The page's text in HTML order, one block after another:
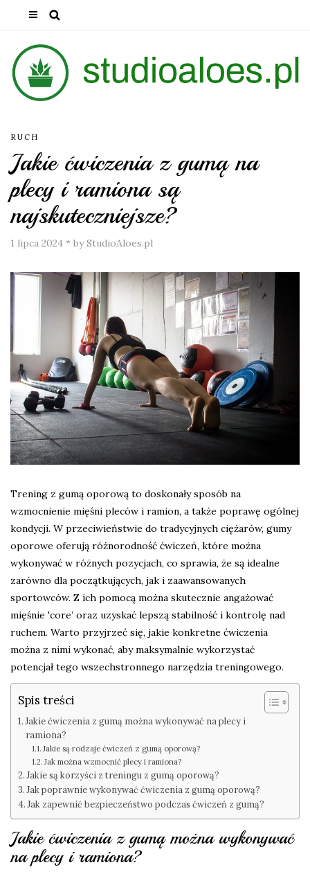
RUCH
Jakie ćwiczenia z gumą na
plecy i ramiona są
najskuteczniejsze?
1 lipca 2024 * by StudioAloes.pl
Trening z gumą oporową to doskonały sposób na
wzmocnienie mięśni pleców i ramion, a także poprawę ogólnej
kondycji. W przeciwieństwie do tradycyjnych ciężarów, gumy
oporowe oferują różnorodność ćwiczeń, które można
wykonywać w różnych pozycjach, co sprawia, że są idealne
zarówno dla początkujących, jak i zaawansowanych
sportowców. Z ich pomocą można skutecznie angażować
mięśnie 'core’ oraz uzyskać lepszą stabilność i kontrolę nad
ruchem. Warto przyjrzeć się, jakie konkretne ćwiczenia
można z nimi wykonać, aby maksymalnie wykorzystać
potencjał tego wszechstronnego narzędzia treningowego.
Spis treści
Jakie ćwiczenia z gumą można wykonywać na plecy i
ramiona?
Jakie są rodzaje ćwiczeń z gumą oporową?
Jak można wzmocnić plecy i ramiona?
Jakie są korzyści z treningu z gumą oporową?
Jak poprawnie wykonywać ćwiczenia z gumą oporową?
Jak zapewnić bezpieczeństwo podczas ćwiczeń z gumą?
Jakie ćwiczenia z gumą można wykonywać
na plecy i ramiona?